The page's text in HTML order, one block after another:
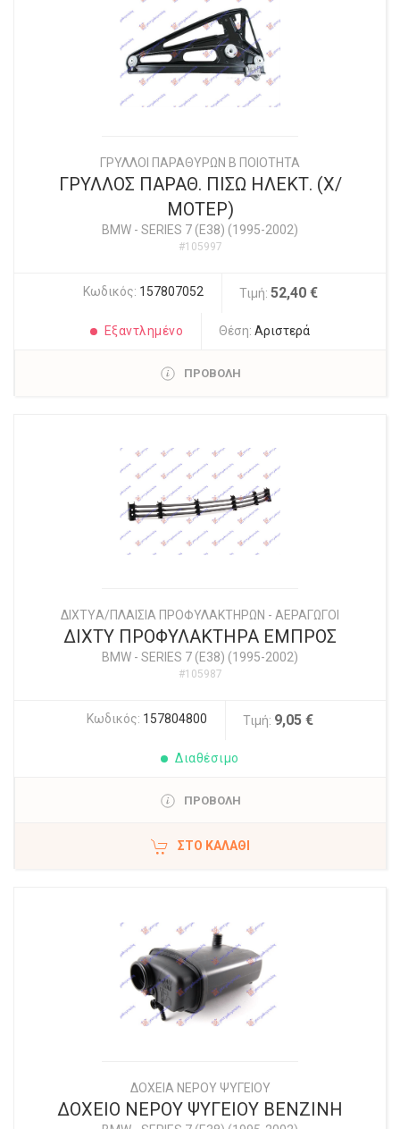
ΓΡΥΛΛΟΙ ΠΑΡΑΘΥΡΩΝ Β ΠΟΙΟΤΗΤΑ
ΓΡΥΛΛΟΣ ΠΑΡΑΘ. ΠΙΣΩ ΗΛΕΚΤ. (Χ/
ΜΟΤΕΡ)
BMW - SERIES 7 (E38) (1995-2002)
#105997
Κωδικός: 157807052 Τιμή: 52,40 €
Εξαντλημένο Θέση:Αριστερά
ΠΡΟΒΟΛΗ
ΔΙΧΤYΑ/ΠΛΑΙΣΙΑ ΠΡΟΦΥΛΑΚΤΗΡΩΝ - ΑΕΡΑΓΩΓΟΙ
ΔΙΧΤΥ ΠΡΟΦΥΛΑΚΤΗΡΑ ΕΜΠΡΟΣ
BMW - SERIES 7 (E38) (1995-2002)
#105987
Κωδικός: 157804800 Τιμή: 9,05 €
Διαθέσιμο
ΠΡΟΒΟΛΗ
ΣΤΟ ΚΑΛΆΘΙ
ΔΟΧΕΙΑ ΝΕΡΟΥ ΨΥΓΕΙΟΥ
ΔΟΧΕΙΟ ΝΕΡΟΥ ΨΥΓΕΙΟΥ ΒΕΝΖΙΝΗ